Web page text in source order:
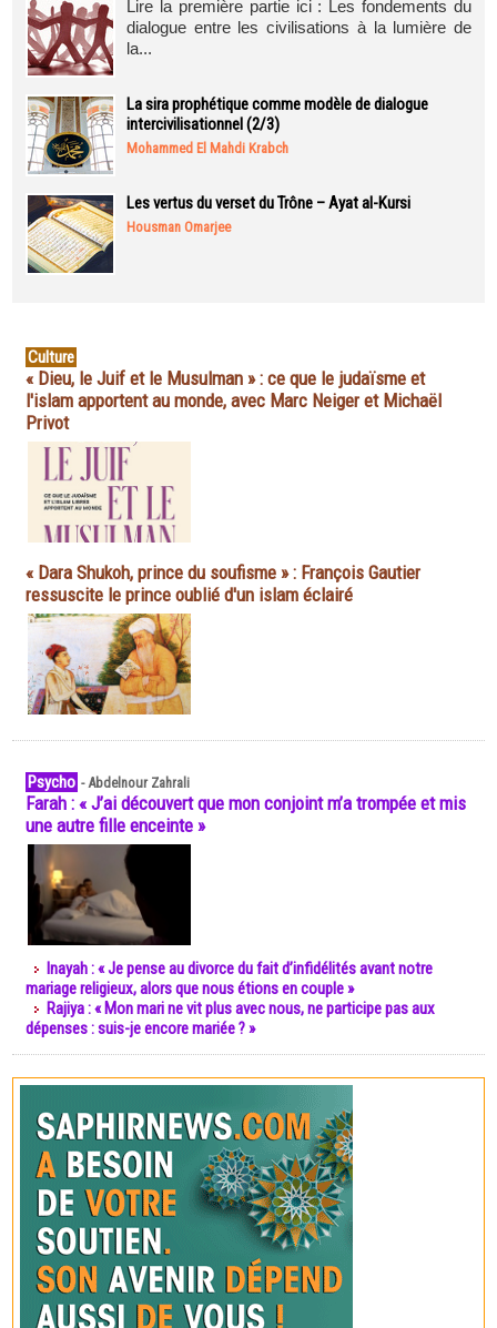
Lire la première partie ici : Les fondements du
dialogue entre les civilisations à la lumière de
la...
La sira prophétique comme modèle de dialogue
intercivilisationnel (2/3)
Mohammed El Mahdi Krabch
Les vertus du verset du Trône – Ayat al-Kursi
Housman Omarjee
Culture
« Dieu, le Juif et le Musulman » : ce que le judaïsme et
l'islam apportent au monde, avec Marc Neiger et Michaël
Privot
« Dara Shukoh, prince du soufisme » : François Gautier
ressuscite le prince oublié d'un islam éclairé
Psycho -Abdelnour Zahrali
Farah : « J’ai découvert que mon conjoint m’a trompée et mis
une autre fille enceinte »
Inayah : « Je pense au divorce du fait d’infidélités avant notre
mariage religieux, alors que nous étions en couple »
Rajiya : « Mon mari ne vit plus avec nous, ne participe pas aux
dépenses : suis-je encore mariée ? »